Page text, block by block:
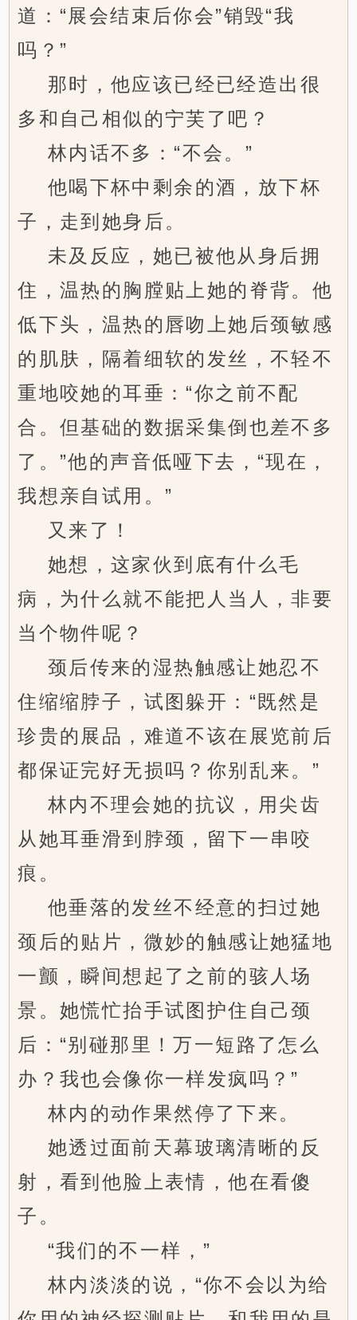
道：“展会结束后你会”销毁“我
吗？”
那时，他应该已经已经造出很
多和自己相似的宁芙了吧？
林内话不多：“不会。”
他喝下杯中剩余的酒，放下杯
子，走到她身后。
未及反应，她已被他从身后拥
住，温热的胸膛贴上她的脊背。他
低下头，温热的唇吻上她后颈敏感
的肌肤，隔着细软的发丝，不轻不
重地咬她的耳垂：“你之前不配
合。但基础的数据采集倒也差不多
了。”他的声音低哑下去，“现在，
我想亲自试用。”
又来了！
她想，这家伙到底有什么毛
病，为什么就不能把人当人，非要
当个物件呢？
颈后传来的湿热触感让她忍不
住缩缩脖子，试图躲开：“既然是
珍贵的展品，难道不该在展览前后
都保证完好无损吗？你别乱来。”
林内不理会她的抗议，用尖齿
从她耳垂滑到脖颈，留下一串咬
痕。
他垂落的发丝不经意的扫过她
颈后的贴片，微妙的触感让她猛地
一颤，瞬间想起了之前的骇人场
景。她慌忙抬手试图护住自己颈
后：“别碰那里！万一短路了怎么
办？我也会像你一样发疯吗？”
林内的动作果然停了下来。
她透过面前天幕玻璃清晰的反
射，看到他脸上表情，他在看傻
子。
“我们的不一样，”
林内淡淡的说，“你不会以为给